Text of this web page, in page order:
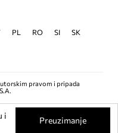
PL RO SI
SK
pravom i pripada
i
Preuzimanje